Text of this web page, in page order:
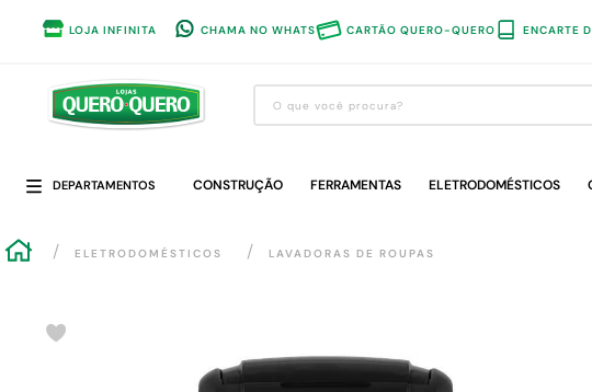
LOJA INFINITA CHAMA NO WHATS CARTÃO QUERO-QUERO ENCARTE
O que você procura?
DEPARTAMENTOS CONSTRUÇÃO FERRAMENTAS ELETRODOMÉSTICOS
ELETRODOMÉSTICOS LAVADORAS DE ROUPAS
1º
guarda roupa
3º piso cerâmica
º